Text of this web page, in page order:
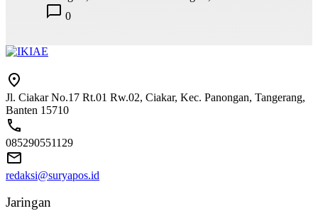
0
Jl. Ciakar No.17 Rt.01 Rw.02, Ciakar, Kec. Panongan, Tangerang,
Banten 15710
085290551129
redaksi@suryapos.id
Jaringan